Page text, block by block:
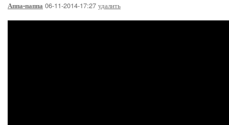
Аппа-паппа 06-11-2014-17:27 удалить